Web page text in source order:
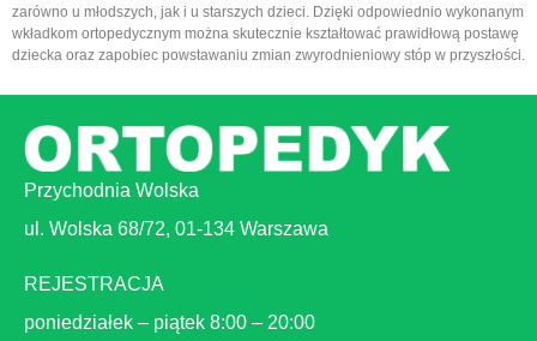
zarówno u młodszych, jak i u starszych dzieci. Dzięki odpowiednio wykonanym
wkładkom ortopedycznym można skutecznie kształtować prawidłową postawę
dziecka oraz zapobiec powstawaniu zmian zwyrodnieniowy stóp w przyszłości.
Przychodnia Wolska
ul. Wolska 68/72, 01-134 Warszawa
REJESTRACJA
poniedziałek – piątek 8:00 – 20:00